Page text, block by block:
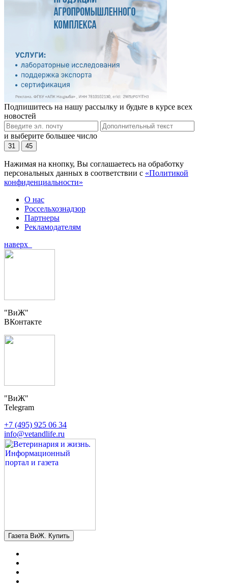
Подпишитесь на нашу рассылку и будьте в курсе всех
новостей
и выберите большее число
31 45
Нажимая на кнопку, Вы соглашаетесь на обработку
персональных данных в соответствии с «Политикой
конфиденциальности»
О нас
Россельхознадзор
Партнеры
Рекламодателям
наверх
"ВиЖ"
ВКонтакте
"ВиЖ"
Telegram
+7 (495) 925 06 34
info@vetandlife.ru
Газета ВиЖ. Купить